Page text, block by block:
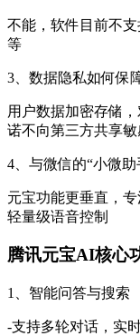
不能，软件目前不
等
3、数据隐私如何保
用户数据加密存储
诺不向第三方共享敏
4、与微信的“小微助
元宝功能更垂直，
轻量级语音控制
腾讯元宝AI核心
1、智能问答与搜索
-支持多轮对话，实